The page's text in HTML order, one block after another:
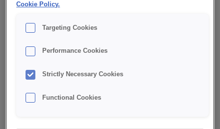
Cookie Policy.
Targeting Cookies
Performance Cookies
Strictly Necessary Cookies
Functional Cookies